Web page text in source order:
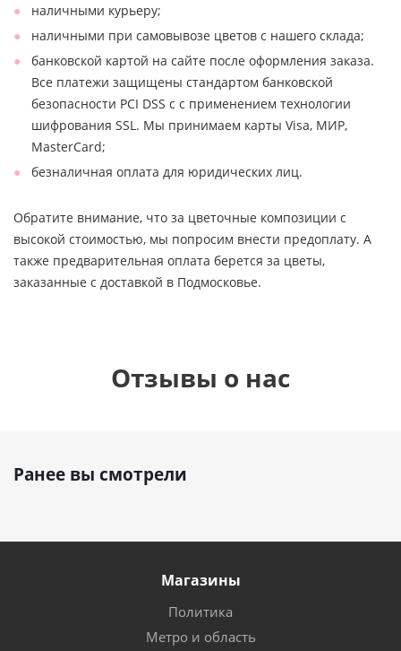
наличными курьеру;
наличными при самовывозе цветов с нашего склада;
банковской картой на сайте после оформления заказа.
Все платежи защищены стандартом банковской
безопасности PCI DSS с с применением технологии
шифрования SSL. Мы принимаем карты Visa, МИР,
MasterCard;
безналичная оплата для юридических лиц.
Обратите внимание, что за цветочные композиции с
высокой стоимостью, мы попросим внести предоплату. А
также предварительная оплата берется за цветы,
заказанные с доставкой в Подмосковье.
Отзывы о нас
Ранее вы смотрели
Магазины
Политика
Метро и область